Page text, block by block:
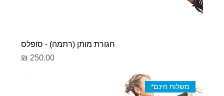
חגורת מותן (רתמה) - סופלס
מחיר
משלוח חינם*